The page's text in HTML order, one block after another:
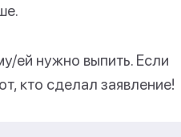
ей нужно выпить. Если
кто сделал заявление!